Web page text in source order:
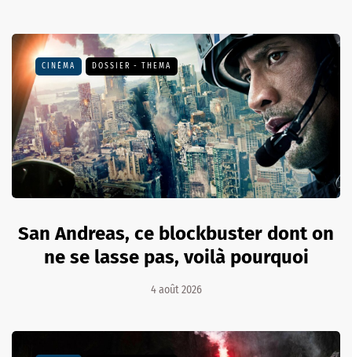
CINÉMA DOSSIER - THEMA
San Andreas, ce blockbuster dont on
ne se lasse pas, voilà pourquoi
4 août 2026